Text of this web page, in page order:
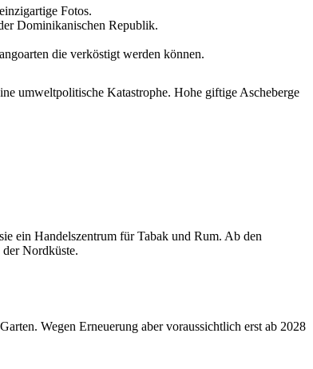
Fotos.
Dominikanischen Republik.
die verköstigt werden können.
umweltpolitische Katastrophe. Hohe giftige Ascheberge
ein Handelszentrum für Tabak und Rum. Ab den
Nordküste.
Wegen Erneuerung aber voraussichtlich erst ab 2028